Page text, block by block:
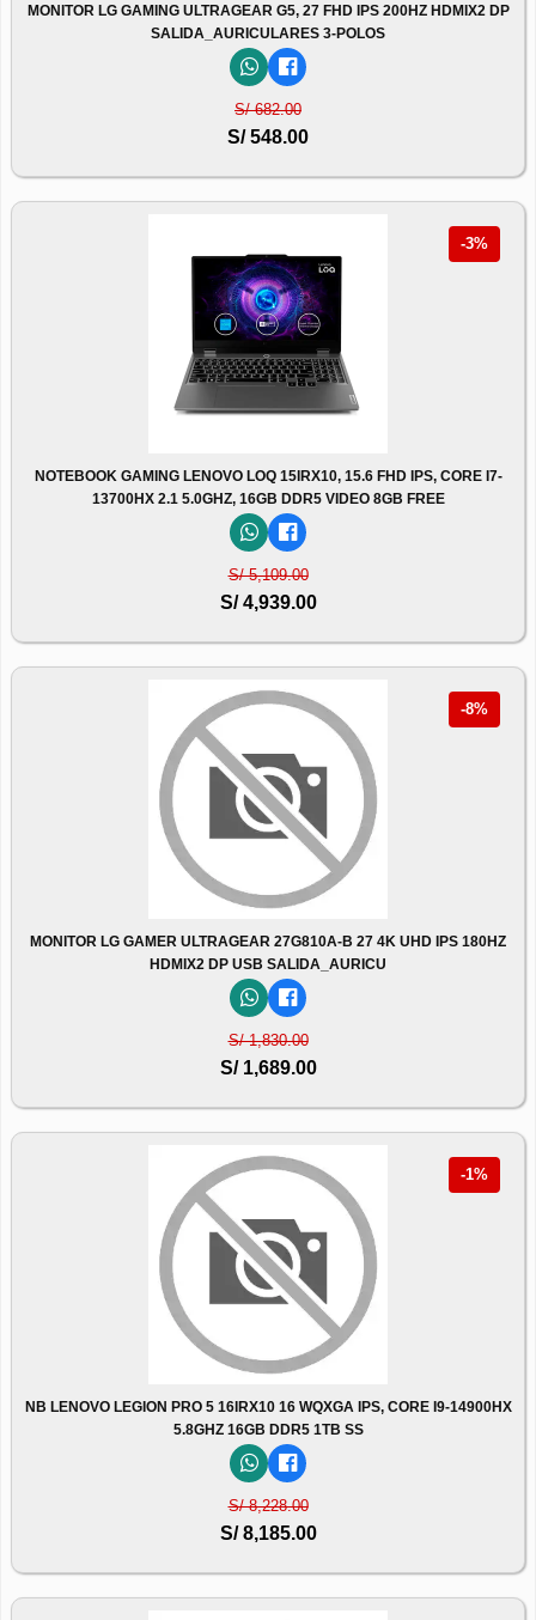
MONITOR LG GAMING ULTRAGEAR G5, 27 FHD IPS 200HZ HDMIX2 DP
SALIDA_AURICULARES 3-POLOS
S/ 682.00
S/ 548.00
-3%
NOTEBOOK GAMING LENOVO LOQ 15IRX10, 15.6 FHD IPS, CORE I7-
13700HX 2.1 5.0GHZ, 16GB DDR5 VIDEO 8GB FREE
S/ 5,109.00
S/ 4,939.00
-8%
MONITOR LG GAMER ULTRAGEAR 27G810A-B 27 4K UHD IPS 180HZ
HDMIX2 DP USB SALIDA_AURICU
S/ 1,830.00
S/ 1,689.00
-1%
NB LENOVO LEGION PRO 5 16IRX10 16 WQXGA IPS, CORE I9-14900HX
5.8GHZ 16GB DDR5 1TB SS
S/ 8,228.00
S/ 8,185.00